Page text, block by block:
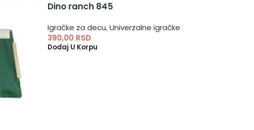
Dino ranch 845
Igračke za decu, Univerzalne igračke
390,00 RSD
Dodaj U Korpu